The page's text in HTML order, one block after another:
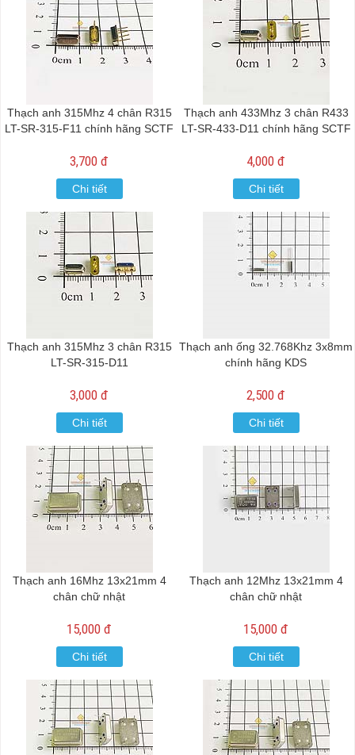
Thạch anh 315Mhz 4 chân R315
LT-SR-315-F11 chính hãng SCTF
3,700 đ
Chi tiết
Thạch anh 433Mhz 3 chân R433
LT-SR-433-D11 chính hãng SCTF
4,000 đ
Chi tiết
Thạch anh 315Mhz 3 chân R315
LT-SR-315-D11
3,000 đ
Chi tiết
Thạch anh ống 32.768Khz 3x8mm
chính hãng KDS
2,500 đ
Chi tiết
Thạch anh 16Mhz 13x21mm 4
chân chữ nhật
15,000 đ
Chi tiết
Thạch anh 12Mhz 13x21mm 4
chân chữ nhật
15,000 đ
Chi tiết